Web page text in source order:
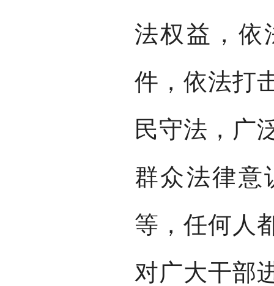
法权益，依
件，依法打
民守法，广
群众法律意
等，任何人
对广大干部